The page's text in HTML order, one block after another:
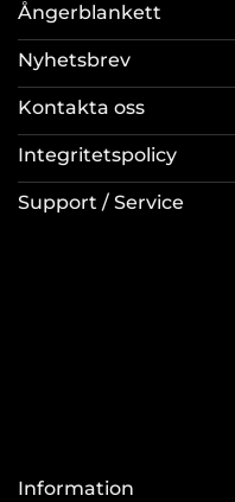
Ångerblankett
Nyhetsbrev
Kontakta oss
Integritetspolicy
Support / Service
Information